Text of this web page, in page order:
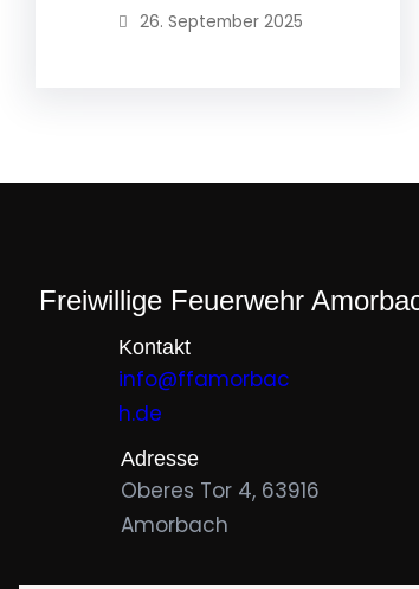
26. September 2025
Freiwillige Feuerwehr
Kontakt
info@ffamorbac
h.de
Adresse
Oberes Tor 4, 63916
Amorbach